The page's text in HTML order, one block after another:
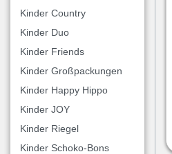
Kinder Country
Kinder Duo
Kinder Friends
Kinder Großpackungen
Kinder Happy Hippo
Kinder JOY
Kinder Riegel
Kinder Schoko-Bons